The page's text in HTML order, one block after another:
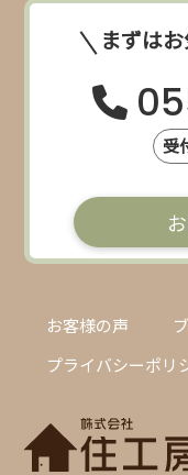
まずは
受
お客様の声
プライバシーポリ